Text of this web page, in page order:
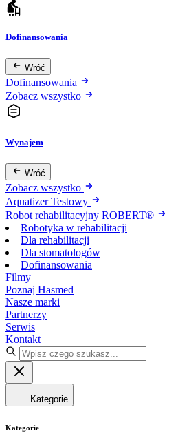
Dofinansowania
Wróć
Dofinansowania
Zobacz wszystko
Wynajem
Wróć
Zobacz wszystko
Aquatizer Testowy
Robot rehabilitacyjny ROBERT®
Robotyka w rehabilitacji
Dla rehabilitacji
Dla stomatologów
Dofinansowania
Filmy
Poznaj Hasmed
Nasze marki
Partnerzy
Serwis
Kontakt
Kategorie
Kategorie